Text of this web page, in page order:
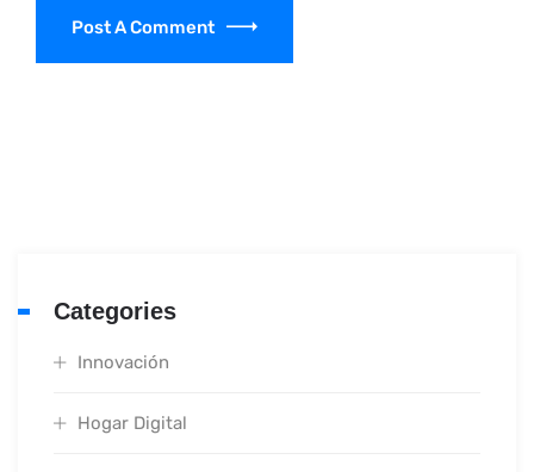
Post A Comment
Categories
Innovación
Hogar Digital